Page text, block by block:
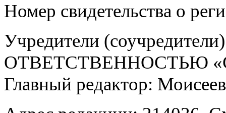
Номер свидетельства о
Учредители
ОТВЕТСТВЕННОСТЬЮ
Главный редактор: